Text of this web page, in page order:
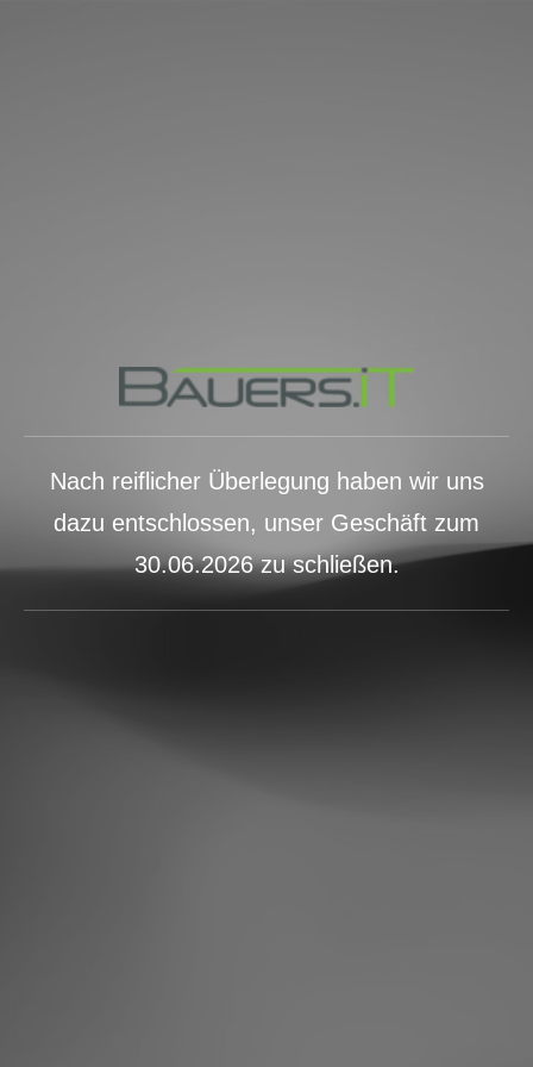
Nach reiflicher Überlegung haben wir uns
dazu entschlossen, unser Geschäft zum
30.06.2026 zu schließen.